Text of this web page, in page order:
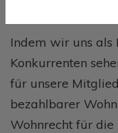
Indem wir uns als
Konkurrenten
für unsere
bezahlbarer
Wohnrecht für